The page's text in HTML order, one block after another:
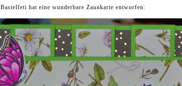
Bastelfeti hat eine wunderbare Zaunkarte entworfen: